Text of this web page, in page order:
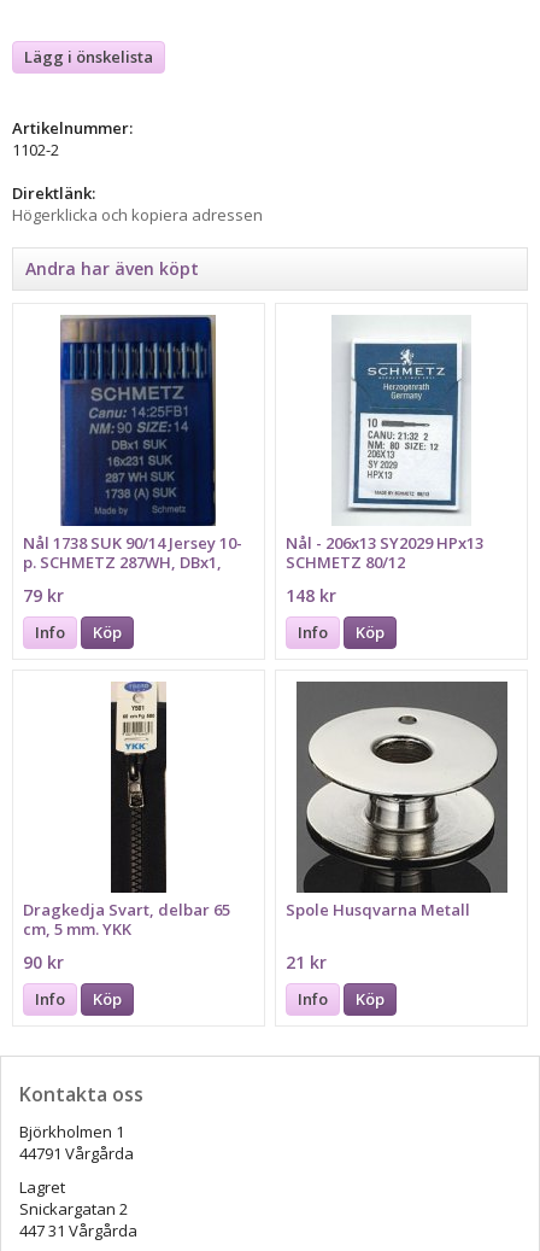
Lägg i önskelista
Artikelnummer:
1102-2
Direktlänk:
Högerklicka och kopiera adressen
Andra har även köpt
Nål 1738 SUK 90/14 Jersey 10-
p. SCHMETZ 287WH, DBx1,
79 kr
Info Köp
Nål - 206x13 SY2029 HPx13
SCHMETZ 80/12
148 kr
Info Köp
Dragkedja Svart, delbar 65
cm, 5 mm. YKK
90 kr
Info Köp
Spole Husqvarna Metall
21 kr
Info Köp
Kontakta oss
Björkholmen 1
44791 Vårgårda
Lagret
Snickargatan 2
447 31 Vårgårda